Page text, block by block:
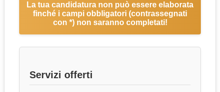
La tua candidatura non può essere elaborata
finché i campi obbligatori (contrassegnati
con *) non saranno completati!
Servizi offerti